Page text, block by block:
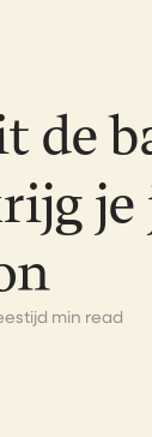
de
je
min read